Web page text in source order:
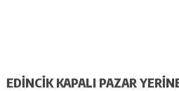
EDİNCİK KAPALI PAZAR